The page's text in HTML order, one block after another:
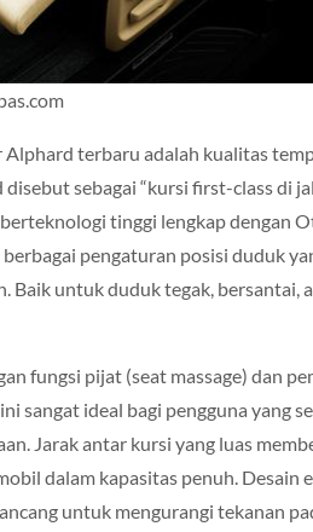
Alphard terbaru adalah kualitas
sebagai “kursi first-class di
tinggi lengkap dengan
pengaturan posisi duduk
Baik untuk duduk tegak, bersantai,
fungsi pijat (seat massage) dan
sangat ideal bagi pengguna yang
Jarak antar kursi yang luas
dalam kapasitas penuh. Desain
untuk mengurangi tekanan